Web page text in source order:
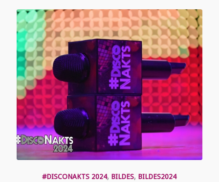
#DISCONAKTS 2024, BILDES, BILDES2024